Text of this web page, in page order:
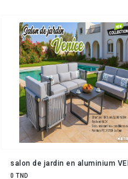
salon de jardin en aluminium
0 TND